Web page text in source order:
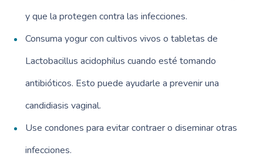
y que la protegen contra las infecciones.
Consuma yogur con cultivos vivos o tabletas de
Lactobacillus acidophilus cuando esté tomando
antibióticos. Esto puede ayudarle a prevenir una
candidiasis vaginal.
Use condones para evitar contraer o diseminar otras
infecciones.